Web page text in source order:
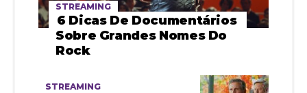
STREAMING
6 Dicas De Documentários
Sobre Grandes Nomes Do
Rock
STREAMING